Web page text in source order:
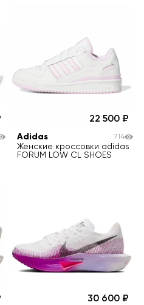
22 500
Adidas
Женские кроссовки adidas
FORUM LOW CL SHOES
714
30 600